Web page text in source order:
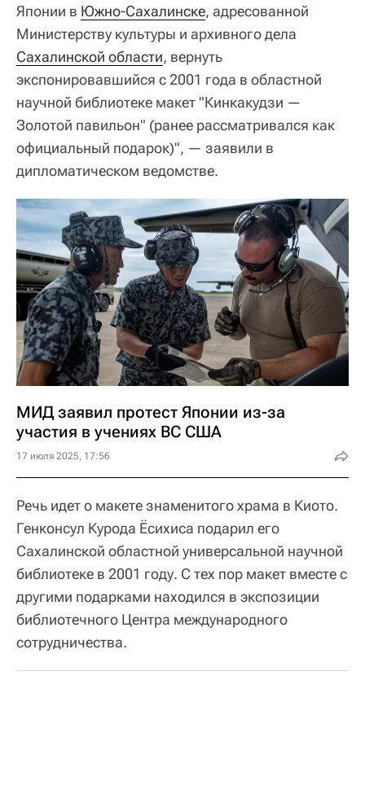
Японии в Южно-Сахалинске, адресованной
Министерству культуры и архивного дела
Сахалинской области, вернуть
экспонировавшийся с 2001 года в областной
научной библиотеке макет "Кинкакудзи —
Золотой павильон" (ранее рассматривался как
официальный подарок)", — заявили в
дипломатическом ведомстве.
МИД заявил протест Японии из-за
участия в учениях ВС США
17 июля 2025, 17:56
Речь идет о макете знаменитого храма в Киото.
Генконсул Курода Ёсихиса подарил его
Сахалинской областной универсальной научной
библиотеке в 2001 году. С тех пор макет вместе с
другими подарками находился в экспозиции
библиотечного Центра международного
сотрудничества.